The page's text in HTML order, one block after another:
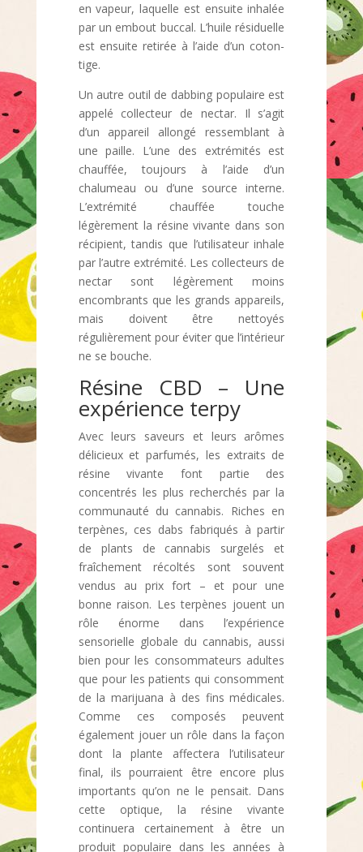
en vapeur, laquelle est ensuite inhalée
par un embout buccal. L’huile résiduelle
est ensuite retirée à l’aide d’un coton-
tige.
Un autre outil de dabbing populaire est
appelé collecteur de nectar. Il s’agit
d’un appareil allongé ressemblant à
une paille. L’une des extrémités est
chauffée, toujours à l’aide d’un
chalumeau ou d’une source interne.
L’extrémité chauffée touche
légèrement la résine vivante dans son
récipient, tandis que l’utilisateur inhale
par l’autre extrémité. Les collecteurs de
nectar sont légèrement moins
encombrants que les grands appareils,
mais doivent être nettoyés
régulièrement pour éviter que l’intérieur
ne se bouche.
Résine CBD – Une
expérience terpy
Avec leurs saveurs et leurs arômes
délicieux et parfumés, les extraits de
résine vivante font partie des
concentrés les plus recherchés par la
communauté du cannabis. Riches en
terpènes, ces dabs fabriqués à partir
de plants de cannabis surgelés et
fraîchement récoltés sont souvent
vendus au prix fort – et pour une
bonne raison. Les terpènes jouent un
rôle énorme dans l’expérience
sensorielle globale du cannabis, aussi
bien pour les consommateurs adultes
que pour les patients qui consomment
de la marijuana à des fins médicales.
Comme ces composés peuvent
également jouer un rôle dans la façon
dont la plante affectera l’utilisateur
final, ils pourraient être encore plus
importants qu’on ne le pensait. Dans
cette optique, la résine vivante
continuera certainement à être un
produit populaire dans les années à